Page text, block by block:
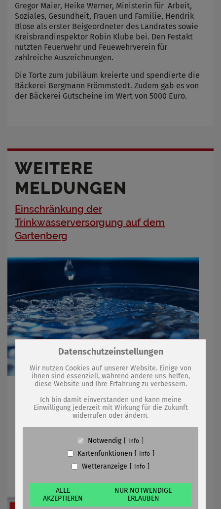
Gregor Maier, Heike Werner, Ministerin für Arbeit,
Soziales, Gesundheit, Frauen und Familie, Hendrik
Blose als erster Beigeordneter des Landrates sowie
Kreisbrandinspektor Robin Klube bei. Den Festakt
nutzten Feuerwehr und Feuewehrverein für
zahlreiche Auszeichnungen.
Die Torte zum Jubiläum kreierte und spendierte die
Bäckerei Bergmann Frömmstedt. Zudem gab es von
der Bäckerei Gutscheine im Wert von 5000 Euro.
WEITERE
MELDUNGEN
Einschränkung der
Trinkwasserversorgung auf dem
Gartenberg
Am 18. November kurzzeitige Unterbrechung der
Versorgung
Reinigungsarbeiten auf Parkplätzen
Zum Betrieb der Seite notwendige Cookies /
Name
PHP Session Cookie
Anbieter
Eigentümer dieser Website (Wenko-
Wenselaar GmbH & Co. KG)
Absicherung Kontaktformular / SPAM
Cookiespeicherung Entscheidungscookie
Anbieter
Eigentümer dieser Website (Wenko-
Wenselaar GmbH & Co. KG)
Zweck
Speichert die Einstellungen der Besucher
bezüglich der Speicherung von Cookies.
Datenschutzeinstellungen
Wir nutzen Cookies auf unserer Website. Einige von
ihnen sind essenziell, während andere uns helfen,
diese Website und Ihre Erfahrung zu verbessern.
Ich bin damit einverstanden und kann meine
Einwilligung jederzeit mit Wirkung für die Zukunft
widerrufen oder ändern.
Notwendig Info
Kartenfunktionen Info
Wetteranzeige Info
ALLE
AKZEPTIEREN
NUR NOTWENDIGE
ERLAUBEN